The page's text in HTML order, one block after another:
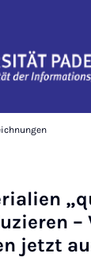
jet­zt